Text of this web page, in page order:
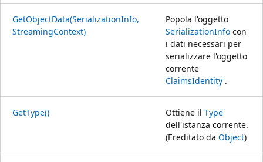
GetObjectData(SerializationInfo,
StreamingContext)
Popola l'oggetto
SerializationInfo con
i dati necessari per
serializzare l'oggetto
corrente
ClaimsIdentity .
GetType() Ottiene il Type
dell'istanza corrente.
(Ereditato da Object)